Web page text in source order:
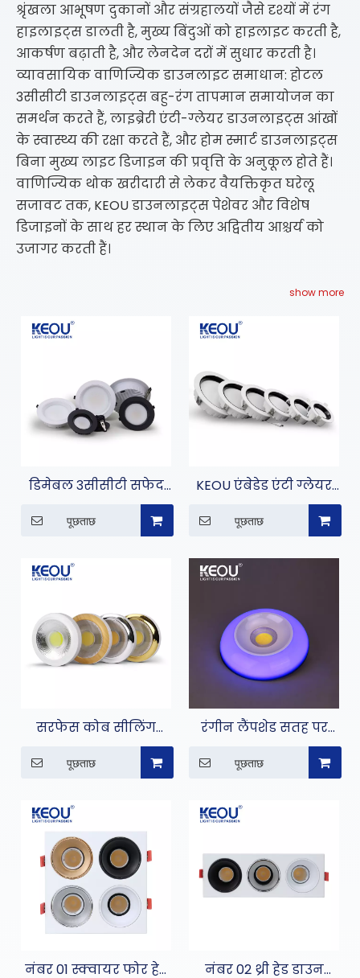
श्रृंखला आभूषण दुकानों और संग्रहालयों जैसे दृश्यों में रंग
हाइलाइट्स डालती है, मुख्य बिंदुओं को हाइलाइट करती है,
आकर्षण बढ़ाती है, और लेनदेन दरों में सुधार करती है।
व्यावसायिक वाणिज्यिक डाउनलाइट समाधान: होटल
3सीसीटी डाउनलाइट्स बहु-रंग तापमान समायोजन का
समर्थन करते हैं, लाइब्रेरी एंटी-ग्लेयर डाउनलाइट्स आंखों
के स्वास्थ्य की रक्षा करते हैं, और होम स्मार्ट डाउनलाइट्स
बिना मुख्य लाइट डिजाइन की प्रवृत्ति के अनुकूल होते हैं।
वाणिज्यिक थोक खरीदारी से लेकर वैयक्तिकृत घरेलू
सजावट तक, KEOU डाउनलाइट्स पेशेवर और विशेष
डिजाइनों के साथ हर स्थान के लिए अद्वितीय आश्चर्य को
उजागर करती हैं।
show more
डिमेबल 3सीसीटी सफेद
और काला एल्युमीनियम
केसिंग डाउन लाइट
पूछताछ
KEOU एंबेडेड एंटी ग्लेयर
पूछताछ
सरफेस कोब सीलिंग
पूछताछ
रंगीन लैंपशेड सतह पर
लगी सीओबी डाउन लाइट
पूछताछ
नंबर 01 स्क्वायर फोर हेड नंबर 02 थ्री हेड डाउन